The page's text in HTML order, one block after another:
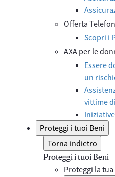
Offerta
Scopri i
AXA per le
Essere
un
vittime
Proteggi i tuoi Beni
Torna indietro
Proteggi i tuoi Beni
Proteggi la tua